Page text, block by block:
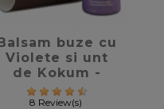
favorite_border
Balsam buze cu
Violete si unt
de Kokum -
Soultree
8 Review(s)